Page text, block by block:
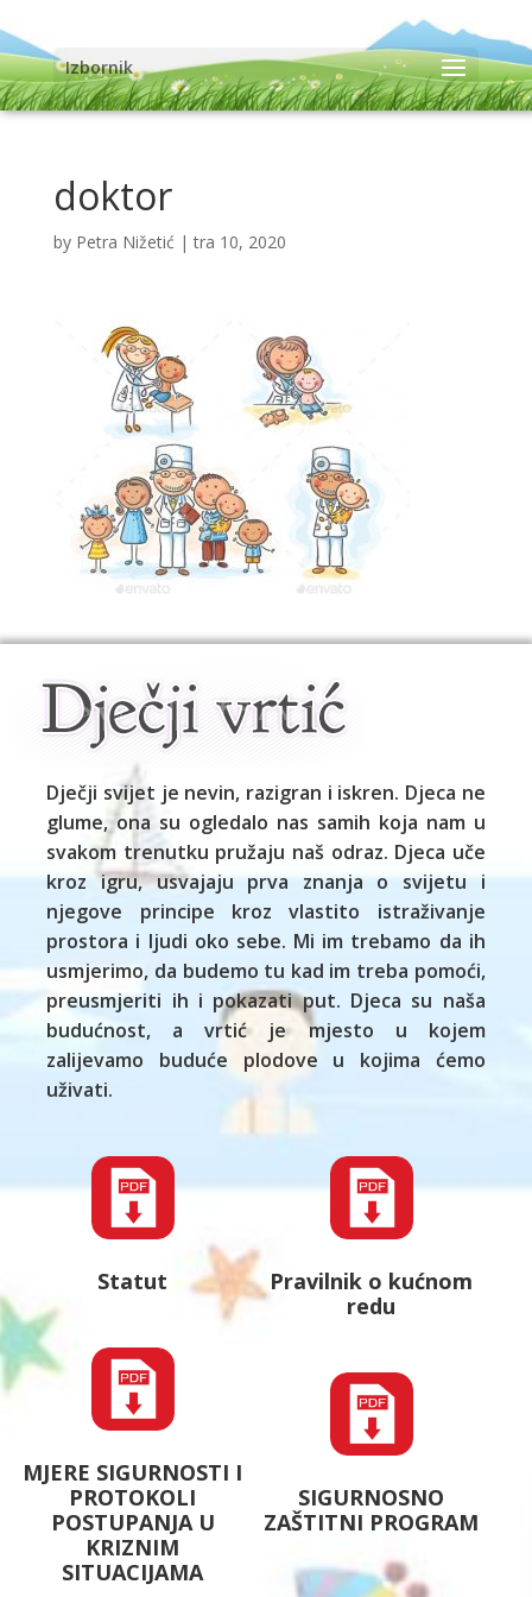
Izbornik
doktor
by Petra Nižetić |tra 10, 2020
Dječji svijet je nevin, razigran i iskren. Djeca ne
glume, ona su ogledalo nas samih koja nam u
svakom trenutku pružaju naš odraz. Djeca uče
kroz igru, usvajaju prva znanja o svijetu i
njegove principe kroz vlastito istraživanje
prostora i ljudi oko sebe. Mi im trebamo da ih
usmjerimo, da budemo tu kad im treba pomoći,
preusmjeriti ih i pokazati put. Djeca su naša
budućnost, a vrtić je mjesto u kojem
zalijevamo buduće plodove u kojima ćemo
uživati.
Statut
MJERE SIGURNOSTI I
PROTOKOLI
POSTUPANJA U
KRIZNIM
SITUACIJAMA
Pravilnik o kućnom
redu
SIGURNOSNO
ZAŠTITNI PROGRAM